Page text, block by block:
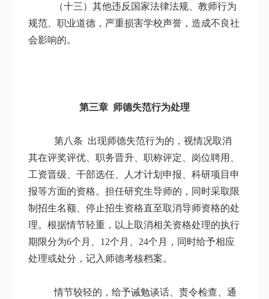
（十三）其他违反国家法律法规、教师行为
规范、职业道德，严重损害学校声誉，造成不良社
会影响的。
第三章 师德失范行为处理
第八条 出现师德失范行为的，视情况取消
其在评奖评优、职务晋升、职称评定、岗位聘用、
工资晋级、干部选任、人才计划申报、科研项目申
报等方面的资格。担任研究生导师的，同时采取限
制招生名额、停止招生资格直至取消导师资格的处
理。根据情节轻重，以上取消相关资格处理的执行
期限分为6个月、12个月、24个月，同时给予相应
处理或处分，记入师德考核档案。
情节较轻的，给予诫勉谈话、责令检查、通